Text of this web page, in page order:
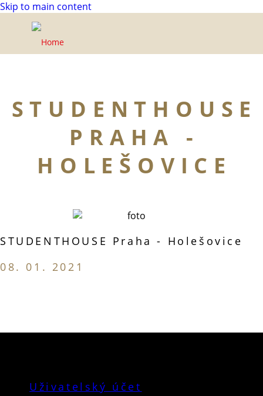
Skip to main content
STUDENTHOUSE
PRAHA -
HOLEŠOVICE
STUDENTHOUSE Praha - Holešovice
08. 01. 2021
Uživatelský účet